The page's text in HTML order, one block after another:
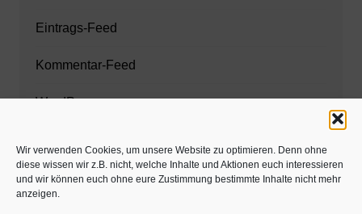
Wir verwenden Cookies, um unsere Website zu optimieren. Denn ohne
diese wissen wir z.B. nicht, welche Inhalte und Aktionen euch interessieren
und wir können euch ohne eure Zustimmung bestimmte Inhalte nicht mehr
anzeigen.
Eintrags-Feed
Kommentar-Feed
WordPress.org
Zahnarzt München